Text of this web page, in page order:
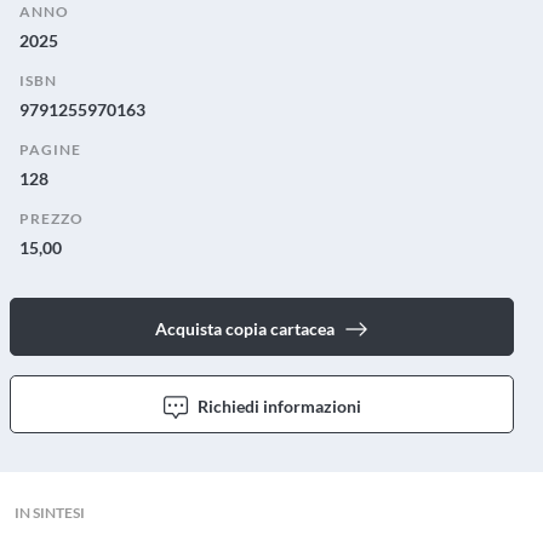
ANNO
2025
ISBN
9791255970163
PAGINE
128
PREZZO
15,00
Acquista copia cartacea
Richiedi informazioni
IN SINTESI